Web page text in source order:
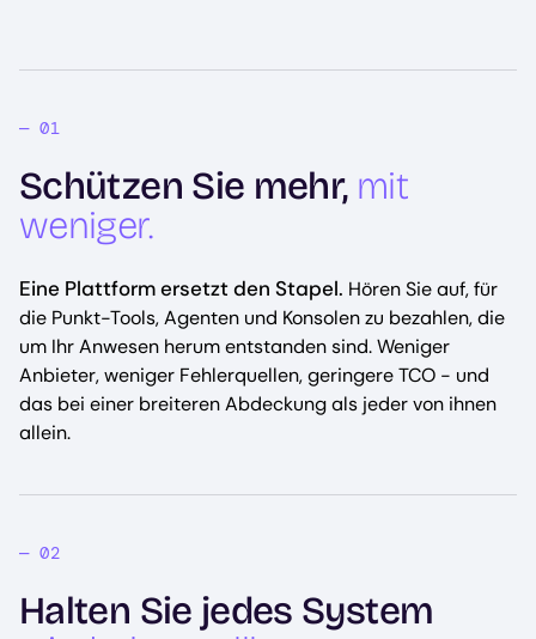
Schützen Sie mehr, mit
weniger.
Eine Plattform ersetzt den Stapel. Hören Sie auf, für
die Punkt-Tools, Agenten und Konsolen zu bezahlen, die
um Ihr Anwesen herum entstanden sind. Weniger
Anbieter, weniger Fehlerquellen, geringere TCO - und
das bei einer breiteren Abdeckung als jeder von ihnen
allein.
Halten Sie jedes System